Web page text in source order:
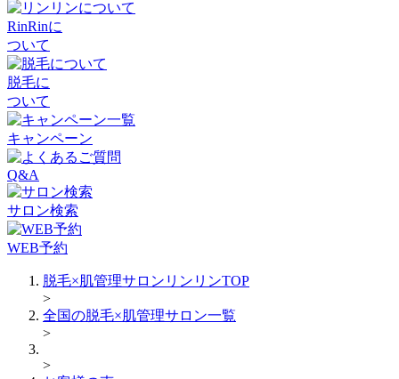
RinRinに
ついて
脱毛に
ついて
キャンペーン
Q&A
サロン検索
WEB予約
脱毛×肌管理サロンリンリンTOP
>
全国の脱毛×肌管理サロン一覧
>
>